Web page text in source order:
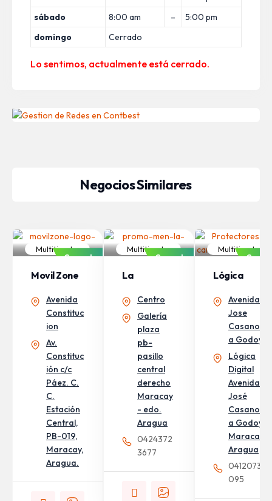
sábado
8:00 am –
5:00 pm
domingo
Cerrado
Lo sentimos, actualmente está cerrado.
Negocios Similares
Multitiendas
Cerrado
Movil Zone
Avenida
Constituc
ion
Av.
Constituc
ión c/c
Páez. C.
C.
Estación
Central,
PB-019,
Maracay,
Aragua.
Multitiendas
Cerrado
La
A
Centro
Galería
plaza
pb-
pasillo
central
derecho
Maracay
- edo.
Aragua
0424372
3677
Multitiendas
Lógica
Avenida
Jose
Casanov
a Godoy
Lógica
Digital
Avenida
José
Casanov
a Godoy,
Maracay
Aragua
04120739
095